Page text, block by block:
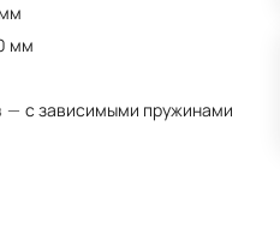
мм
— с зависимыми пружинами